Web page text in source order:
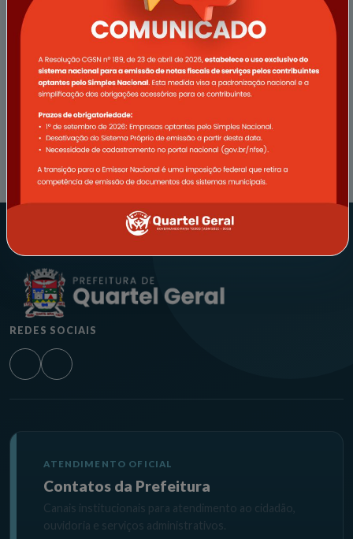
EMPRESA
SERVIDOR
REDES SOCIAIS
ATENDIMENTO OFICIAL
Contatos da Prefeitura
Canais institucionais para atendimento ao cidadão,
ouvidoria e serviços administrativos.